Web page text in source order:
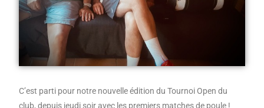
C’est parti pour notre nouvelle édition du Tournoi Open du
club, depuis jeudi soir avec les premiers matches de poule !